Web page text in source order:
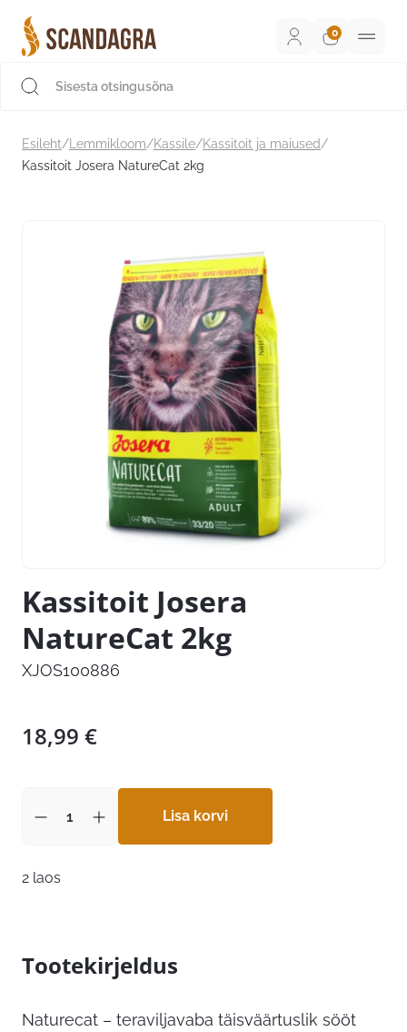
sisu
juurde
Esileht/ Lemmikloom/Kassile/Kassitoit ja maiused/
Kassitoit Josera NatureCat 2kg
Kassitoit Josera
NatureCat 2kg
XJOS100886
18,99 €
Lisa korvi
2 laos
Tootekirjeldus
Naturecat – teraviljavaba täisväärtuslik sööt